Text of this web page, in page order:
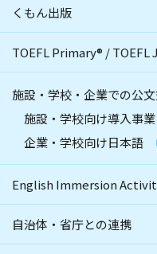
くもん出版
TOEFL Primary® /TOEFL
施設・学校・企業での公
施設・学校向け導入事業
企業・学校向け日本語
English Immersion
自治体・省庁との連携